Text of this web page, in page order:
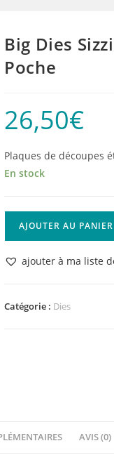
Big Dies
Poche
26,50€
Plaques de découpes
En stock
Big
Carnet
AJOUTER AU PANIER
ajouter à ma liste
Catégorie : Dies
AVIS (0)